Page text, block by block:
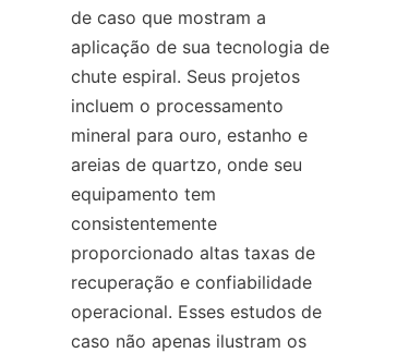
de caso que mostram a
aplicação de sua tecnologia de
chute espiral. Seus projetos
incluem o processamento
mineral para ouro, estanho e
areias de quartzo, onde seu
equipamento tem
consistentemente
proporcionado altas taxas de
recuperação e confiabilidade
operacional. Esses estudos de
caso não apenas ilustram os